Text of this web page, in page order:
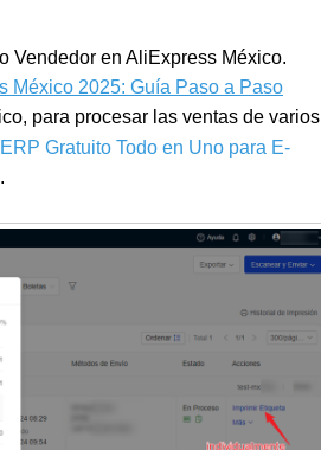
Vendedor en AliExpress México.
México 2025: Guía Paso a Paso
para procesar las ventas de varios
ERP Gratuito Todo en Uno para E-